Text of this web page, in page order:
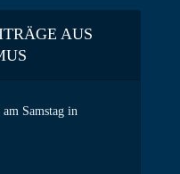
AUS
Samstag in